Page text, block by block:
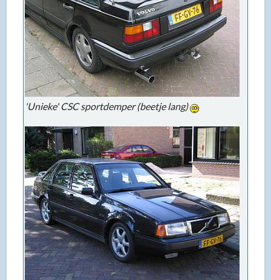
'Unieke' CSC sportdemper (beetje lang)